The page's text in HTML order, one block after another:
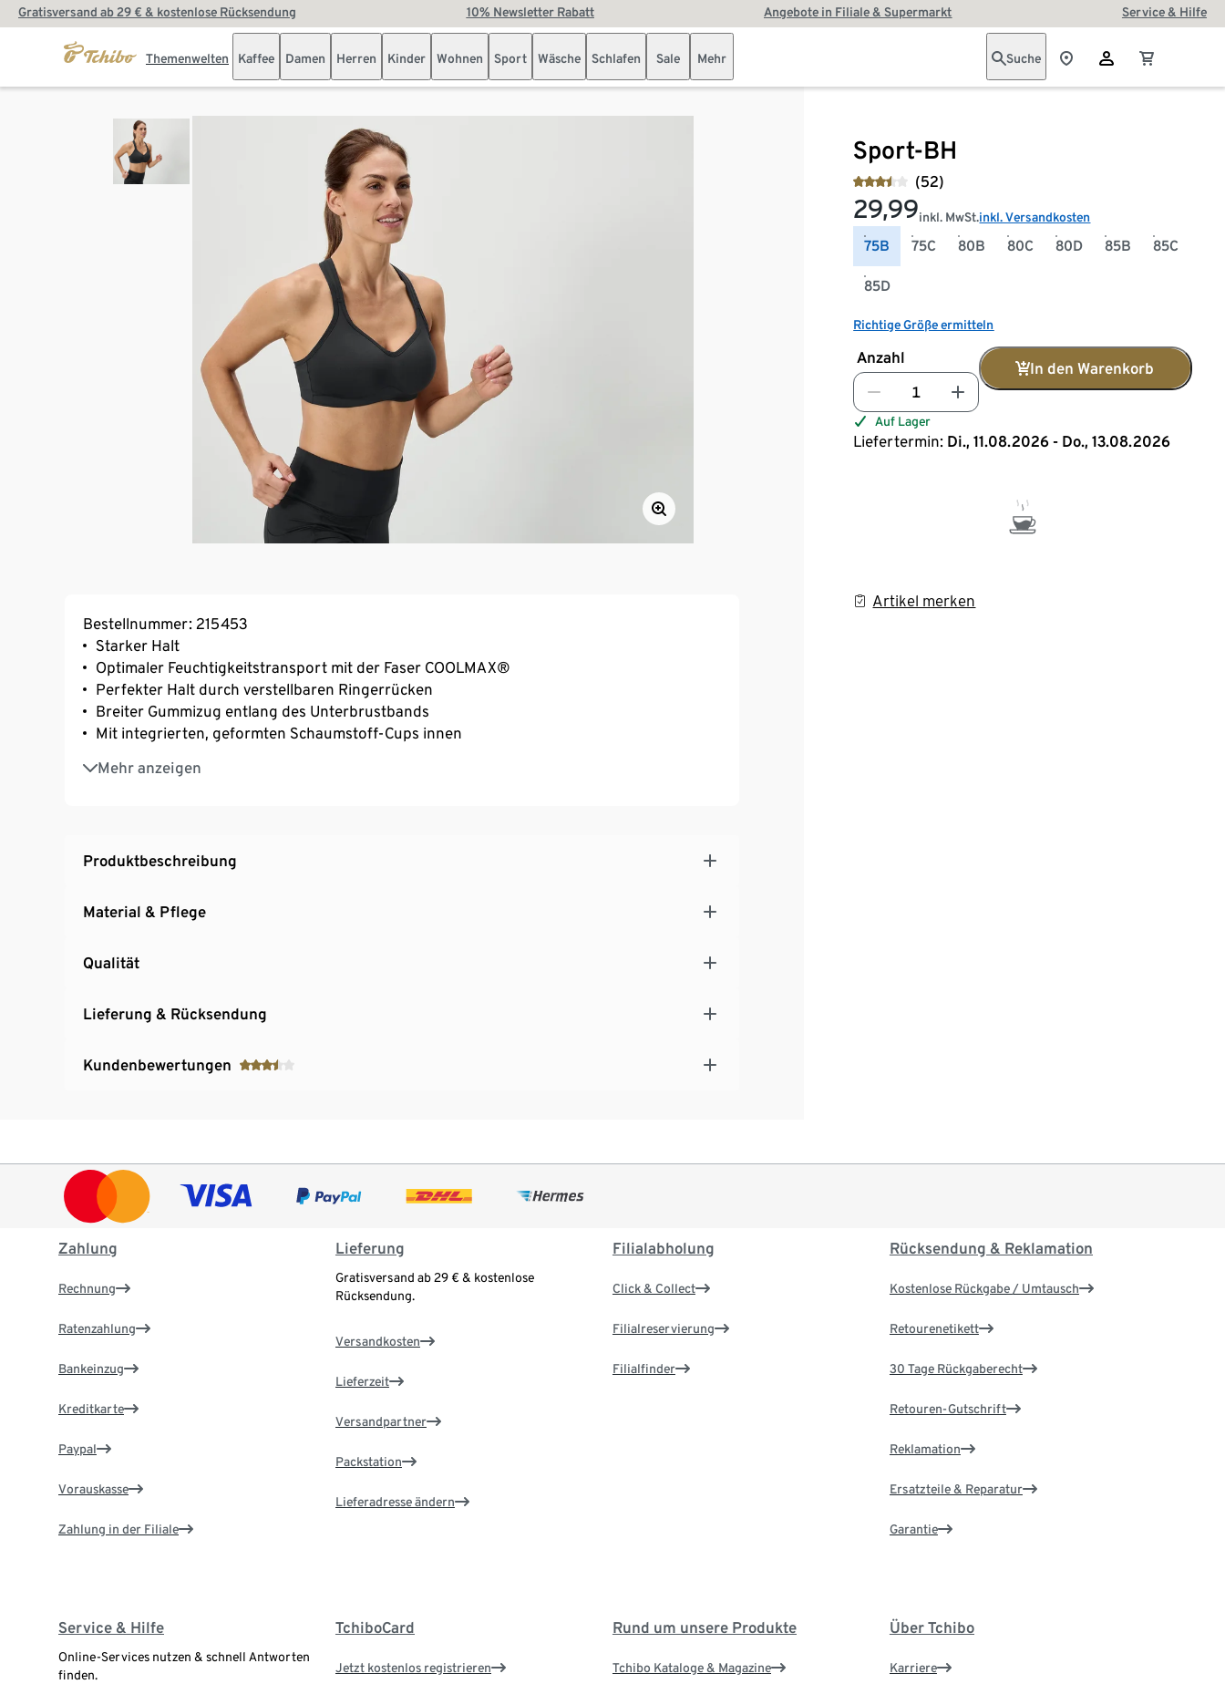
Gratisversand ab 29 € & kostenlose Rücksendung 10% Newsletter Rabatt Angebote in Filiale & Supermarkt Service & Hilfe
Themenwelten Kaffee Damen Herren Kinder Wohnen Sport Wäsche Schlafen Sale Mehr Suche
Sport-BH
(52)
29,99inkl. MwSt.inkl. Versandkosten
75B 75C 80B 80C 80D 85B 85C
85D
Richtige Größe ermitteln
Anzahl
In den Warenkorb
Auf Lager
Liefertermin: Di., 11.08.2026 - Do., 13.08.2026
Artikel merken
Bestellnummer: 215453
Starker Halt
Optimaler Feuchtigkeitstransport mit der Faser COOLMAX®
Perfekter Halt durch verstellbaren Ringerrücken
Breiter Gummizug entlang des Unterbrustbands
Mit integrierten, geformten Schaumstoff-Cups innen
Mehr anzeigen
Extraweicher, 3-fach verstellbarer Softseal®-Häkchenverschluss
Mit Markenelasthan: formbeständig, perfekter Sitz bei voller Bewegungsfreiheit
Produktbeschreibung
Material & Pflege
Qualität
Lieferung & Rücksendung
Kundenbewertungen
Zahlung
Rechnung
Ratenzahlung
Bankeinzug
Kreditkarte
Paypal
Vorauskasse
Zahlung in der Filiale
Lieferung
Gratisversand ab 29 € & kostenlose
Rücksendung.
Versandkosten
Lieferzeit
Versandpartner
Packstation
Lieferadresse ändern
Filialabholung
Click & Collect
Filialreservierung
Filialfinder
Rücksendung & Reklamation
Kostenlose Rückgabe / Umtausch
Retourenetikett
30 Tage Rückgaberecht
Retouren-Gutschrift
Reklamation
Ersatzteile & Reparatur
Garantie
Service & Hilfe
Online-Services nutzen & schnell Antworten
finden.
TchiboCard
Jetzt kostenlos registrieren
Rund um unsere Produkte
Tchibo Kataloge & Magazine
Über Tchibo
Karriere